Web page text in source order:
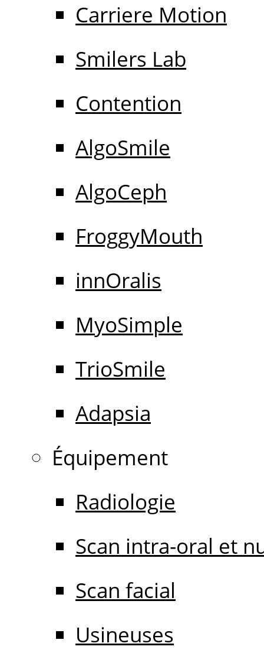
Carriere Motion
Smilers Lab
Contention
AlgoSmile
AlgoCeph
FroggyMouth
innOralis
MyoSimple
TrioSmile
Adapsia
Équipement
Radiologie
Scan intra-oral et
Scan facial
Usineuses